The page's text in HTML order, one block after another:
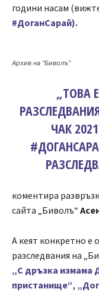
години насам
#ДоганСарай).
Архив на “Биволъ”
„ТОВА
ЧАК
коментира
сайта „Биволъ“
А кеят конкретно е
разследвания на
„С дръзка измама
пристанище“,